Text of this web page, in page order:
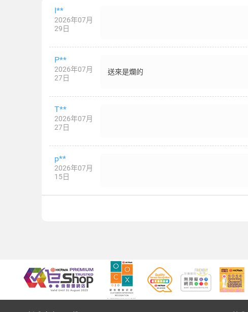
I**
2026年07月
29日
P**
2026年07月
27日
送來是爛的
T**
2026年07月
27日
p**
2026年07月
15日